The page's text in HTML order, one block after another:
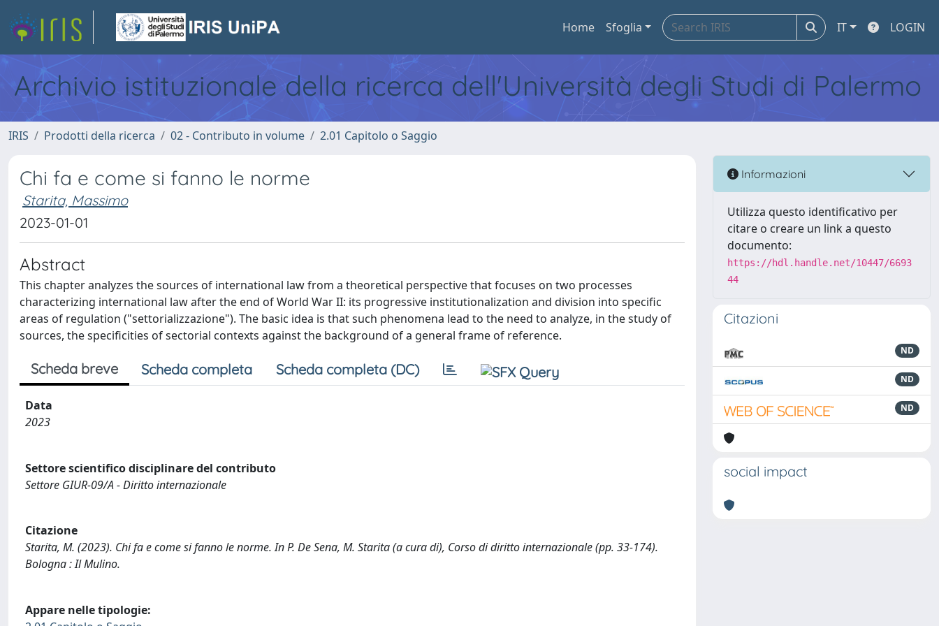
Home Sfoglia IT LOGIN
Archivio istituzionale della ricerca dell'Università degli Studi di Palermo
IRIS Prodotti della ricerca 02 - Contributo in volume 2.01 Capitolo o Saggio
Chi fa e come si fanno le norme
Starita, Massimo
2023-01-01
Abstract
This chapter analyzes the sources of international law from a theoretical perspective that focuses on two processes
characterizing international law after the end of World War II: its progressive institutionalization and division into specific
areas of regulation ("settorializzazione"). The basic idea is that such phenomena lead to the need to analyze, in the study of
sources, the specificities of sectorial contexts against the background of a general frame of reference.
Scheda breve Scheda completa Scheda completa (DC)
Data
2023
Settore scientifico disciplinare del contributo
Settore GIUR-09/A - Diritto internazionale
Citazione
Starita, M. (2023). Chi fa e come si fanno le norme. In P. De Sena, M. Starita (a cura di), Corso di diritto internazionale (pp. 33-174).
Bologna : Il Mulino.
Appare nelle tipologie:
Informazioni
Utilizza questo identificativo per
citare o creare un link a questo
documento:
https://hdl.handle.net/10447/6693
44
Citazioni
ND
ND
ND
social impact